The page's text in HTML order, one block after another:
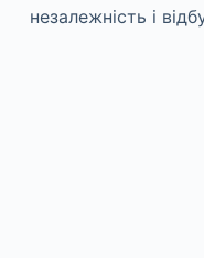
незалежність і